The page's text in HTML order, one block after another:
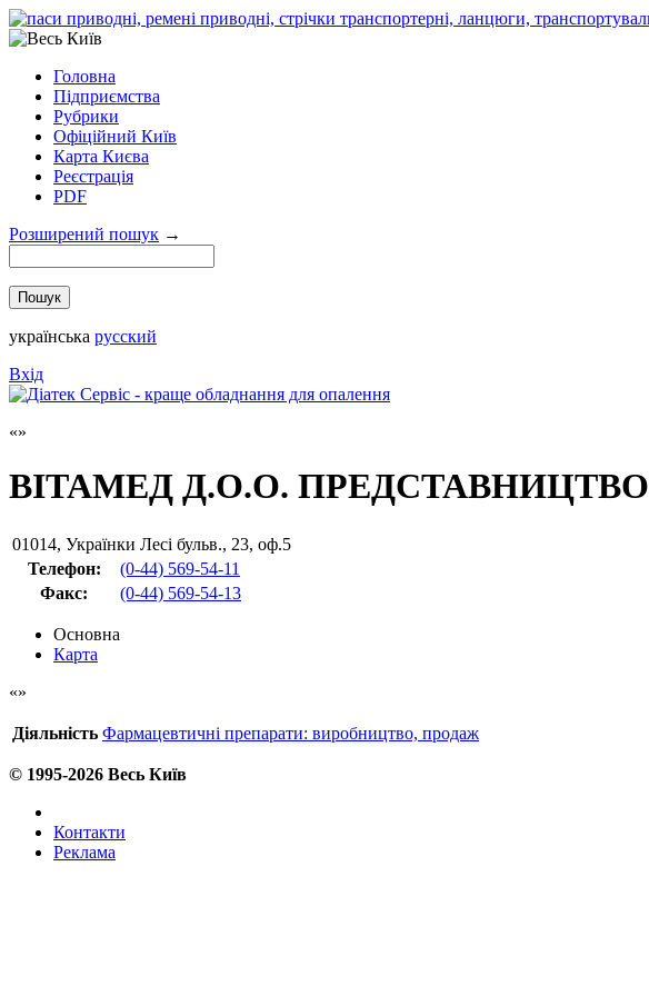
Головна
Підприємства
Рубрики
Офіційний Київ
Карта Києва
Реєстрація
PDF
Розширений пошук →
українська русский
Вхід
ВІТАМЕД Д.О.О. ПРЕДСТАВНИЦТВО
01014, Українки Лесі бульв., 23, оф.5
Телефон:
(0-44) 569-54-11
Факс: (0-44) 569-54-13
Основна
Карта
Діяльність Фармацевтичні препарати: виробництво, продаж
© 1995-2026 Весь Київ
Контакти
Реклама